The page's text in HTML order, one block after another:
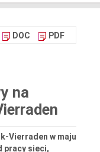
DOC PDF
na
Vierraden w maju
pracy sieci,